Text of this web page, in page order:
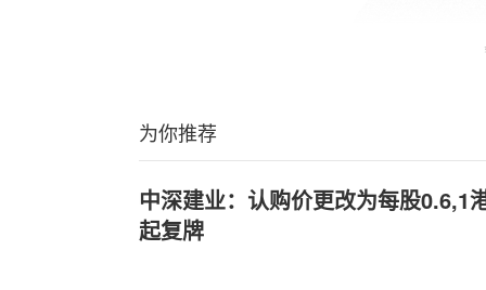
为你推荐
中深建业：认购价更改为每股0.6,1
起复牌